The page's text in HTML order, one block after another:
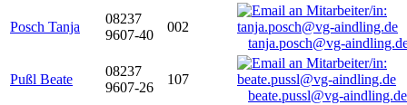
Posch Tanja
08237
9607-40
002
tanja.posch@vg-
Pußl Beate
08237
9607-26
107
beate.pussl@vg-aindling.de